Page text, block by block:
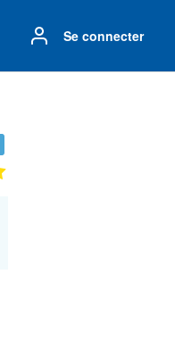
Se connecter